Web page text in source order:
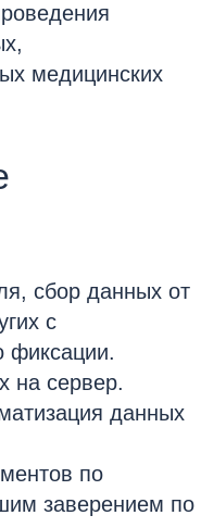
медицинских
сбор данных от
с
фиксации.
на сервер.
данных
по
заверением по